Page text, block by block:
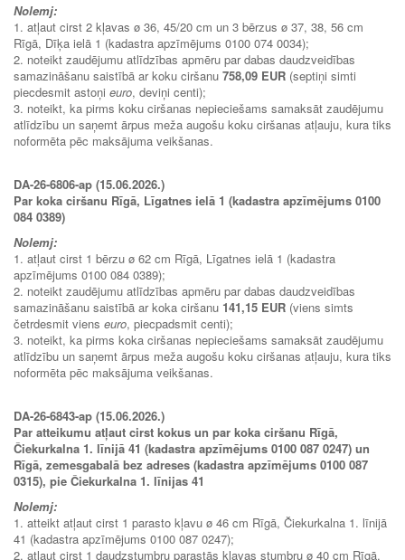
Nolemj:
1. atļaut cirst 2 kļavas ø 36, 45/20 cm un 3 bērzus ø 37, 38, 56 cm
Rīgā, Dīķa ielā 1 (kadastra apzīmējums 0100 074 0034);
2. noteikt zaudējumu atlīdzības apmēru par dabas daudzveidības
samazināšanu saistībā ar koku ciršanu 758,09 EUR (septiņi simti
piecdesmit astoņi euro, deviņi centi);
3. noteikt, ka pirms koku ciršanas nepieciešams samaksāt zaudējumu
atlīdzību un saņemt ārpus meža augošu koku ciršanas atļauju, kura tiks
noformēta pēc maksājuma veikšanas.
DA-26-6806-ap (15.06.2026.)
Par koka ciršanu Rīgā, Līgatnes ielā 1 (kadastra apzīmējums 0100
084 0389)
Nolemj:
1. atļaut cirst 1 bērzu ø 62 cm Rīgā, Līgatnes ielā 1 (kadastra
apzīmējums 0100 084 0389);
2. noteikt zaudējumu atlīdzības apmēru par dabas daudzveidības
samazināšanu saistībā ar koka ciršanu 141,15 EUR (viens simts
četrdesmit viens euro, piecpadsmit centi);
3. noteikt, ka pirms koka ciršanas nepieciešams samaksāt zaudējumu
atlīdzību un saņemt ārpus meža augošu koku ciršanas atļauju, kura tiks
noformēta pēc maksājuma veikšanas.
DA-26-6843-ap (15.06.2026.)
Par atteikumu atļaut cirst kokus un par koka ciršanu Rīgā,
Čiekurkalna 1. līnijā 41 (kadastra apzīmējums 0100 087 0247) un
Rīgā, zemesgabalā bez adreses (kadastra apzīmējums 0100 087
0315), pie Čiekurkalna 1. līnijas 41
Nolemj:
1. atteikt atļaut cirst 1 parasto kļavu ø 46 cm Rīgā, Čiekurkalna 1. līnijā
41 (kadastra apzīmējums 0100 087 0247);
2. atļaut cirst 1 daudzstumbru parastās kļavas stumbru ø 40 cm Rīgā,